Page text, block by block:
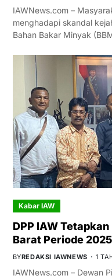
IAWNews.com –
menghadapi skandal
Bahan Bakar Minyak
Kabar IAW
DPP IAW
Barat Periode
BYREDAKSI IAWNEWS 1
IAWNews.com – Dewan